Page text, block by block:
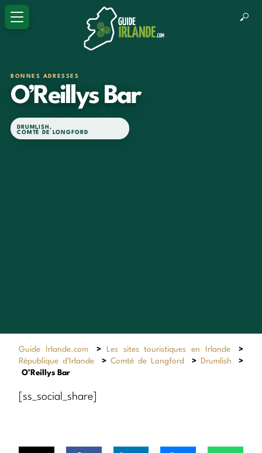
BONNES ADRESSES
O’Reillys Bar
DRUMLISH ,
COMTÉ DE LONGFORD
Guide Irlande.com > Les sites touristiques en Irlande
>
République d'Irlande
> Comté de Longford > Drumlish
>
O’Reillys Bar
[ss_social_share]